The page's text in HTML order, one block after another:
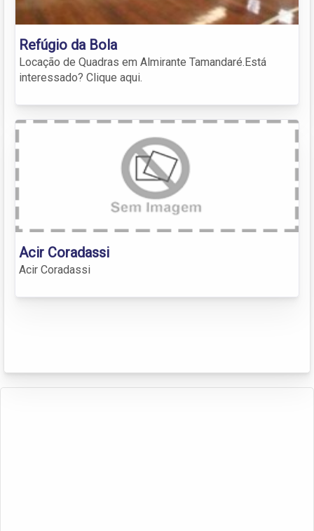
Refúgio da Bola
Locação de Quadras em Almirante Tamandaré.Está
interessado? Clique aqui.
Acir Coradassi
Acir Coradassi